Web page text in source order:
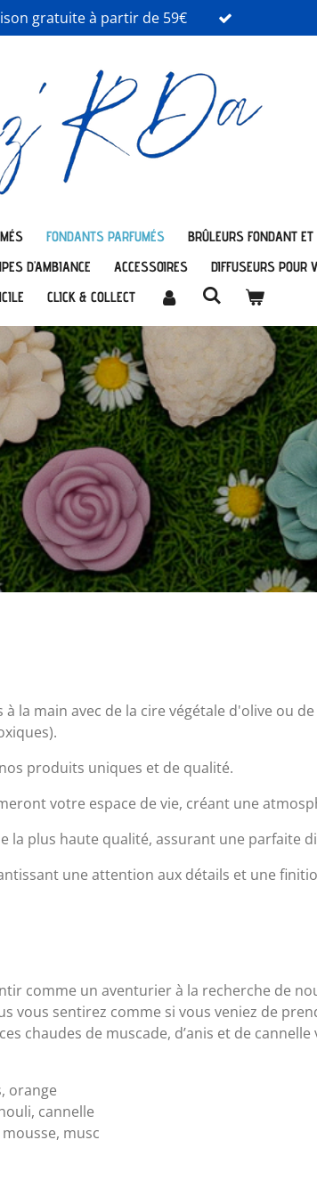
gratuite à partir de 59€
FONDANTS PARFUMÉS BRÛLEURS FONDANT ET
D'AMBIANCE ACCESSOIRES DIFFUSEURS POUR
CLICK & COLLECT
main avec de la cire végétale d'olive ou
produits uniques et de qualité.
votre espace de vie, créant une
la plus haute qualité, assurant une parfaite
une attention aux détails et une
comme un aventurier à la recherche de
vous sentirez comme si vous veniez de
chaudes de muscade, d’anis et de
orange
cannelle
musc